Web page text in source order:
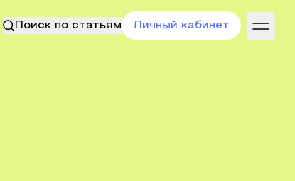
Поиск по статьям Личный кабинет